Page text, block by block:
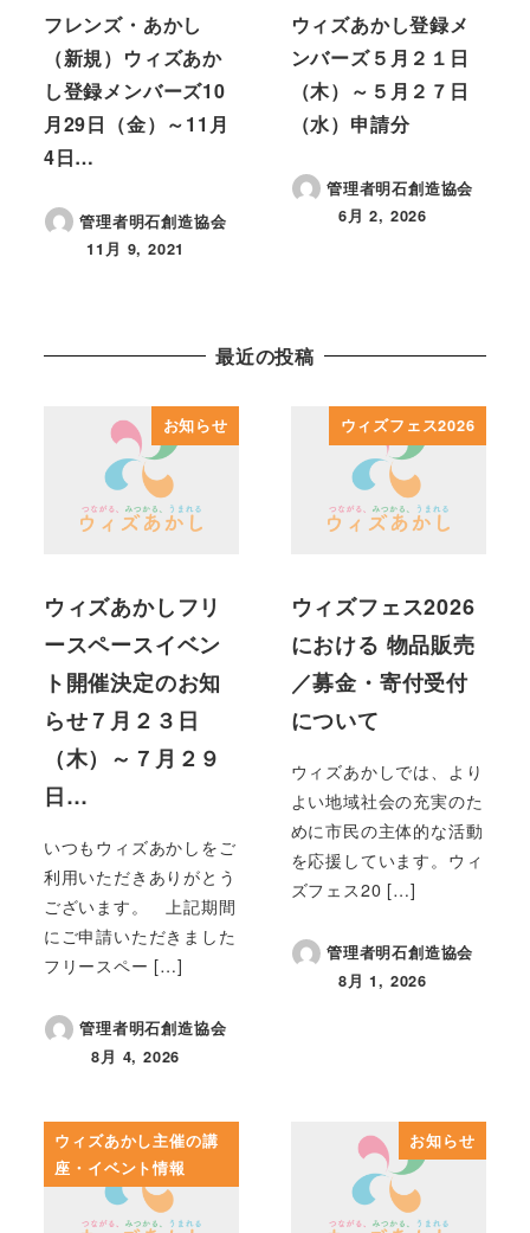
フレンズ・あかし
（新規）ウィズあか
し登録メンバーズ10
月29日（金）～11月
4日…
管理者明石創造協会
投稿日
11月 9, 2021
ウィズあかし登録メ
ンバーズ５月２１日
（木）～５月２７日
（水）申請分
管理者明石創造協会
投稿日
6月 2, 2026
最近の投稿
お知らせ
ウィズあかしフリ
ースペースイベン
ト開催決定のお知
らせ７月２３日
（木）～７月２９
日…
いつもウィズあかしをご
利用いただきありがとう
ございます。 上記期間
にご申請いただきました
フリースペー […]
管理者明石創造協会
投稿日
8月 4, 2026
ウィズフェス2026
ウィズフェス2026
における 物品販売
／募金・寄付受付
について
ウィズあかしでは、より
よい地域社会の充実のた
めに市民の主体的な活動
を応援しています。ウィ
ズフェス20 […]
管理者明石創造協会
投稿日
8月 1, 2026
ウィズあかし主催の講
座・イベント情報
お知らせ